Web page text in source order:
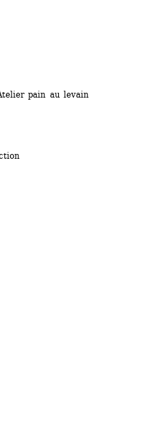
pain au levain